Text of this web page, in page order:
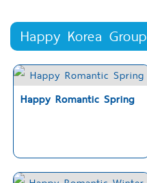
Happy Korea Group
Happy Romantic Spring